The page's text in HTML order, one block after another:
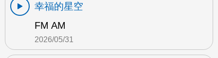
幸福的星空
FM AM
2026/05/31